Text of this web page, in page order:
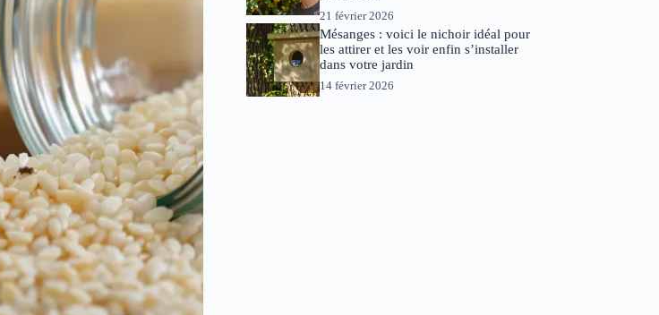
21 février 2026
Mésanges : voici le nichoir idéal pour
les attirer et les voir enfin s’installer
dans votre jardin
14 février 2026